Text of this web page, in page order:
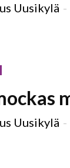
Uusikylä -
Uusikylä -